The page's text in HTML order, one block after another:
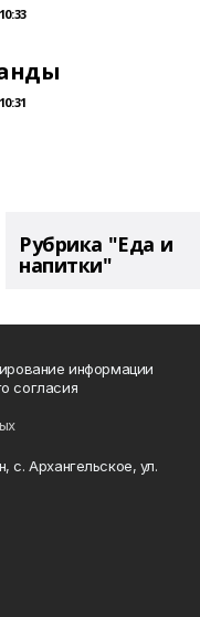
Рубрика "Еда и
напитки"
информации
согласия
с. Архангельское, ул.